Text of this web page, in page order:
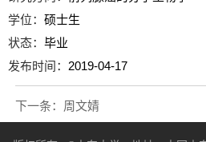
学位：硕士生
状态：毕业
发布时间： 2019-04-17
下一条： 周文婧